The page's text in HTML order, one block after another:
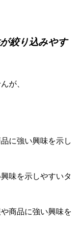
絞り込みやす
が、
に強い興味を示し
味を示しやすいタ
商品に強い興味を